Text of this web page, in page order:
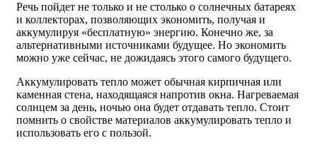
Речь пойдет не только и не столько о солнечных батареях
и коллекторах, позволяющих экономить, получая и
аккумулируя «бесплатную» энергию. Конечно же, за
альтернативными источниками будущее. Но экономить
можно уже сейчас, не дожидаясь этого самого будущего.
Аккумулировать тепло может обычная кирпичная или
каменная стена, находящаяся напротив окна. Нагреваемая
солнцем за день, ночью она будет отдавать тепло. Стоит
помнить о свойстве материалов аккумулировать тепло и
использовать его с пользой.